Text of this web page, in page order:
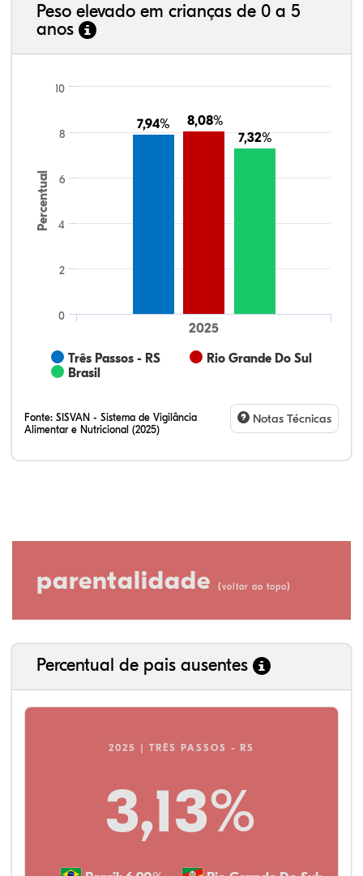
Peso elevado em crianças de 0 a 5
anos
Percentual
7,94%
7,94% 8,08%
8,08%
7,32%
7,32%
Três Passos - RS
Rio Grande Do Sul
Brasil
2025
0
2
4
6
8
10
Fonte: SISVAN - Sistema de Vigilância
Alimentar e Nutricional (2025)
Notas Técnicas
parentalidade (voltar ao topo)
Percentual de pais ausentes
2025 | TRÊS PASSOS - RS
3,13%